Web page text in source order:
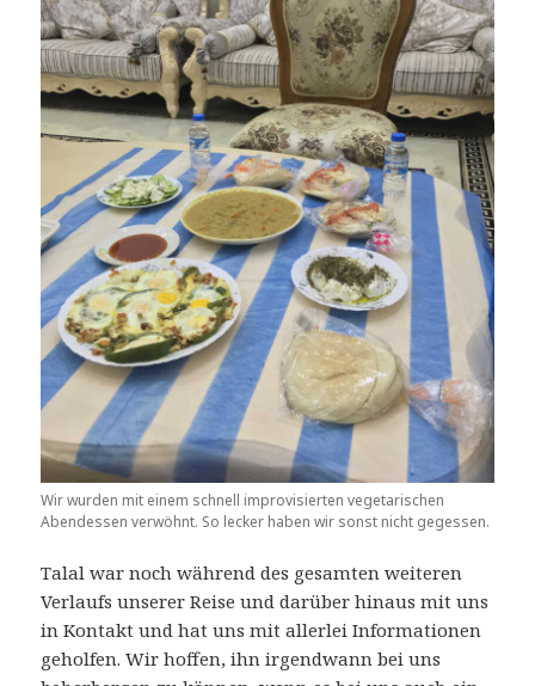
Wir wurden mit einem schnell improvisierten vegetarischen
Abendessen verwöhnt. So lecker haben wir sonst nicht gegessen.
Talal war noch während des gesamten weiteren
Verlaufs unserer Reise und darüber hinaus mit uns
in Kontakt und hat uns mit allerlei Informationen
geholfen. Wir hoffen, ihn irgendwann bei uns